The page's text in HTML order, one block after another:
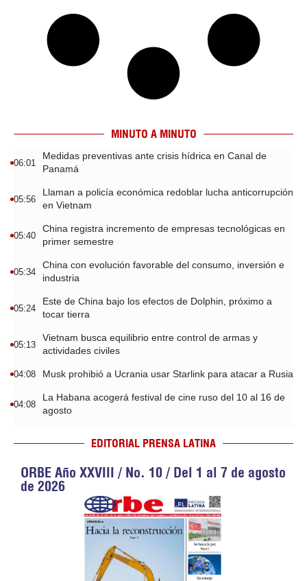
MINUTO A MINUTO
06:01
Medidas preventivas ante crisis hídrica en Canal de
Panamá
05:56
Llaman a policía económica redoblar lucha anticorrupción
en Vietnam
05:40
China registra incremento de empresas tecnológicas en
primer semestre
05:34
China con evolución favorable del consumo, inversión e
industria
05:24
Este de China bajo los efectos de Dolphin, próximo a
tocar tierra
05:13
Vietnam busca equilibrio entre control de armas y
actividades civiles
04:08 Musk prohibió a Ucrania usar Starlink para atacar a Rusia
04:08
La Habana acogerá festival de cine ruso del 10 al 16 de
agosto
EDITORIAL PRENSA LATINA
ORBE Año XXVIII / No. 10 / Del 1 al 7 de agosto
de 2026